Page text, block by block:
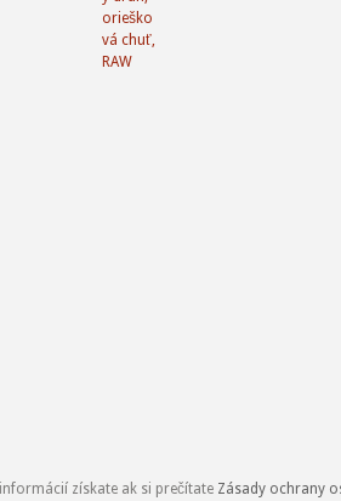
získate ak si prečítate Zásady ochrany